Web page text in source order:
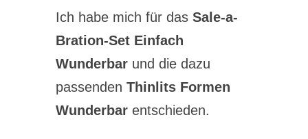
Ich habe mich für das Sale-a-
Bration-Set Einfach
Wunderbarund die dazu
passenden Thinlits Formen
Wunderbarentschieden.